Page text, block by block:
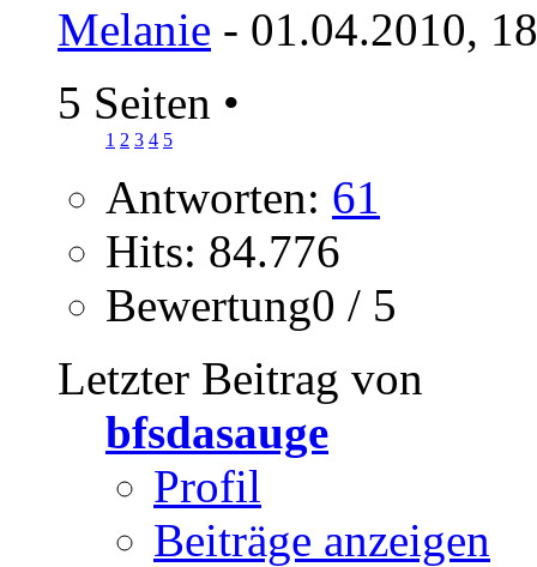
Melanie - 01.04.2010,
5 Seiten •
1 2 3 4 5
Antworten: 61
Hits: 84.776
Bewertung0 / 5
Letzter Beitrag von
bfsdasauge
Profil
Beiträge anzeigen